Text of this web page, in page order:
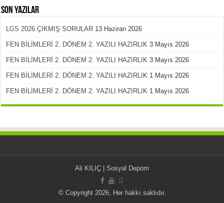
Son Yazılar
LGS 2026 ÇIKMIŞ SORULAR 13 Haziran 2026
FEN BİLİMLERİ 2. DÖNEM 2. YAZILI HAZIRLIK 3 Mayıs 2026
FEN BİLİMLERİ 2. DÖNEM 2. YAZILI HAZIRLIK 3 Mayıs 2026
FEN BİLİMLERİ 2. DÖNEM 2. YAZILI HAZIRLIK 1 Mayıs 2026
FEN BİLİMLERİ 2. DÖNEM 2. YAZILI HAZIRLIK 1 Mayıs 2026
Ali KILIÇ Sosyal Depom
© Copyright 2026, Her hakkı saklıdır.